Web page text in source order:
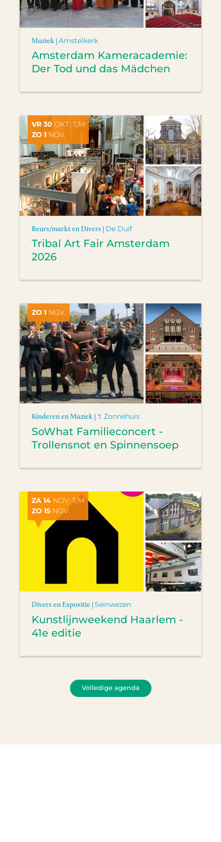
Muziek |Amstelkerk
Amsterdam Kameracademie:
Der Tod und das Mädchen
VR 30 OKT. T/M
ZO 1 NOV.
Beurs/markt en Divers | De Duif
Tribal Art Fair Amsterdam
2026
ZO 1 NOV.
Kinderen en Muziek | 't Zonnehuis
SoWhat Familieconcert -
Trollensnot en Spinnensoep
ZA 14 NOV. T/M
ZO 15 NOV.
Divers en Expositie |Seinwezen
Kunstlijnweekend Haarlem -
41e editie
Volledige agenda